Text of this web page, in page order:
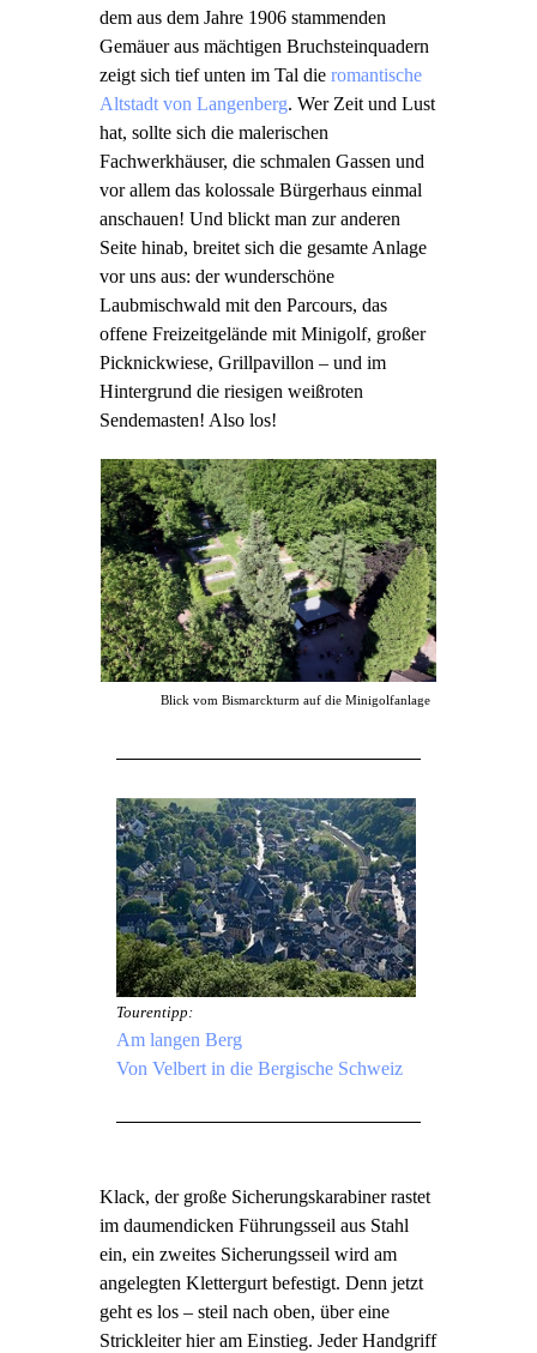
dem aus dem Jahre 1906 stammenden
Gemäuer aus mächtigen Bruchsteinquadern
zeigt sich tief unten im Tal dieromantische
Altstadt von Langenberg. Wer Zeit und Lust
hat, sollte sich die malerischen
Fachwerkhäuser, die schmalen Gassen und
vor allem das kolossale Bürgerhaus einmal
anschauen! Und blickt man zur anderen
Seite hinab, breitet sich die gesamte Anlage
vor uns aus: der wunderschöne
Laubmischwald mit den Parcours, das
offene Freizeitgelände mit Minigolf, großer
Picknickwiese, Grillpavillon – und im
Hintergrund die riesigen weißroten
Sendemasten! Also los!
Blick vom Bismarckturm auf die Minigolfanlage
Tourentipp:
Am langen Berg
Von Velbert in die Bergische Schweiz
Klack, der große Sicherungskarabiner rastet
im daumendicken Führungsseil aus Stahl
ein, ein zweites Sicherungsseil wird am
angelegten Klettergurt befestigt. Denn jetzt
geht es los – steil nach oben, über eine
Strickleiter hier am Einstieg. Jeder Handgriff